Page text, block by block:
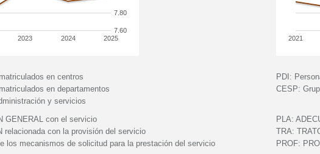
2023 2024 2025
7.60
7.80
2021
en centros
en departamentos
y servicios
PDI:
CESP:
GENERAL con el servicio
relacionada con la provisión del servicio
los mecanismos de solicitud para la prestación del servicio
PLA:
TRA:
PROF: